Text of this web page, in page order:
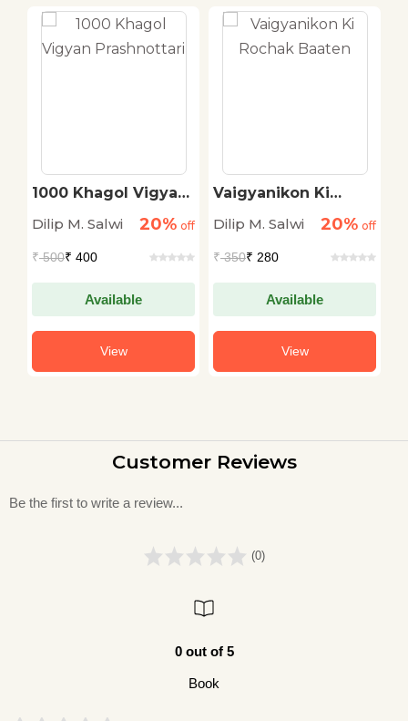
1000 Khagol Vigyan
Dilip M. Salwi
20% off
₹500₹ 400
Available
View
Vaigyanikon Ki
Dilip M. Salwi
20% off
₹350₹ 280
Available
View
Customer Reviews
Be the first to write a review...
(0)
0 out of 5
Book